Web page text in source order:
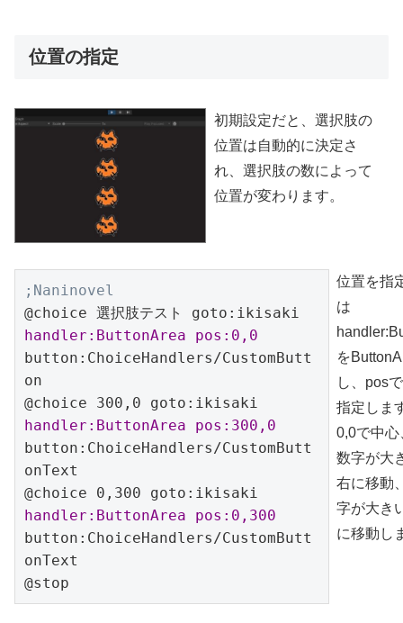
位置の指定
初期設定だと、選択肢の
位置は自動的に決定さ
れ、選択肢の数によって
位置が変わります。
;Naninovel
handler:ButtonArea pos:0,0
button:ChoiceHandlers/CustomButt
on
handler:ButtonArea pos:300,0
button:ChoiceHandlers/CustomButt
onText
handler:ButtonArea pos:0,300
button:ChoiceHandlers/CustomButt
onText
@stop
位置を指
は
を
し、pos
指定しま
0,0で中
数字が大
右に移動
字が大き
に移動し